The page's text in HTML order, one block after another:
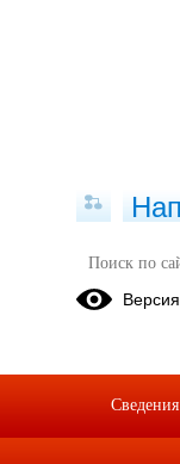
Документы
Положение о